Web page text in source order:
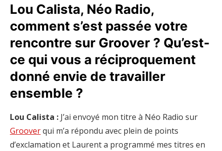
Lou Calista, Néo Radio,
comment s’est passée votre
rencontre sur Groover ? Qu’est-
ce qui vous a réciproquement
donné envie de travailler
ensemble ?
Lou Calista : J’ai envoyé mon titre à Néo Radio sur
Grooverqui m’a répondu avec plein de points
d’exclamation et Laurent a programmé mes titres en